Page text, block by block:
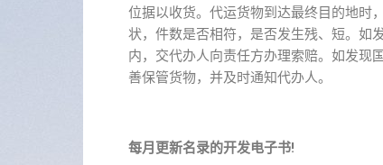
位据以收货。代运货物到达最终目的地时
状，件数是否相符，是否发生残、短。如
内，交代办人向责任方办理索赔。如发现
善保管货物，并及时通知代办人。
每月更新名录的开发电子书!